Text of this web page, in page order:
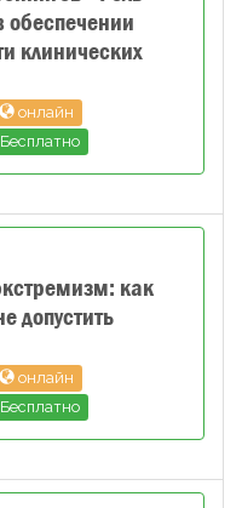
обеспечении
клинических
онлайн
как
допустить
онлайн